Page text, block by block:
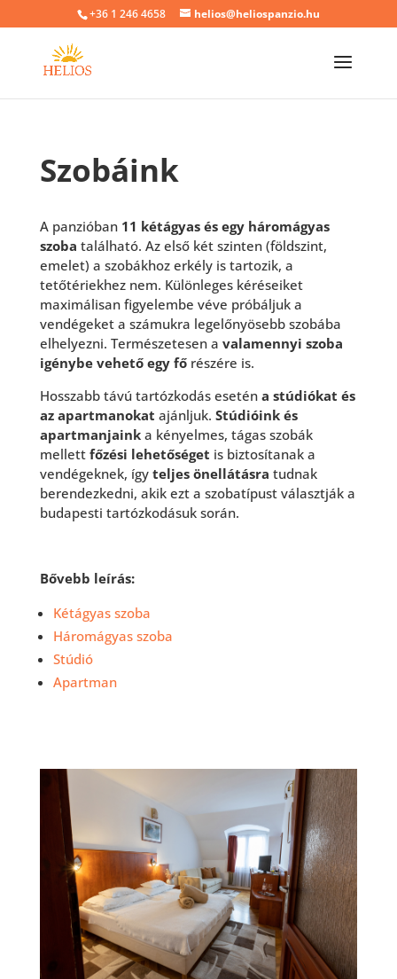
+36 1 246 4658 helios@heliospanzio.hu
Szobáink
A panzióban 11 kétágyas és egy háromágyas
szoba található. Az első két szinten (földszint,
emelet) a szobákhoz erkély is tartozik, a
tetőtériekhez nem. Különleges kéréseiket
maximálisan figyelembe véve próbáljuk a
vendégeket a számukra legelőnyösebb szobába
elhelyezni. Természetesen a valamennyi szoba
igénybe vehető egy főrészére is.
Hosszabb távú tartózkodás esetén a stúdiókat és
az apartmanokat ajánljuk. Stúdióink és
apartmanjainka kényelmes, tágas szobák
mellett főzési lehetőséget is biztosítanak a
vendégeknek, így teljes önellátásra tudnak
berendezkedni, akik ezt a szobatípust választják a
budapesti tartózkodásuk során.
Bővebb leírás:
Kétágyas szoba
Háromágyas szoba
Stúdió
Apartman